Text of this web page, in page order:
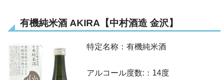
有機純米酒 AKIRA【中村酒造 金沢】
特定名称：有機純米酒
アルコール度数:：14度